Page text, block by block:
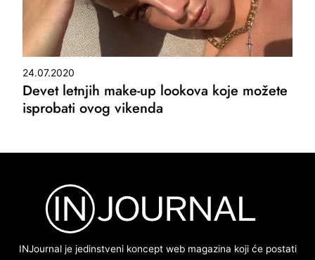
24.07.2020
Devet letnjih make-up lookova koje možete
isprobati ovog vikenda
INJournal je jedinstveni koncept web magazina koji će postati